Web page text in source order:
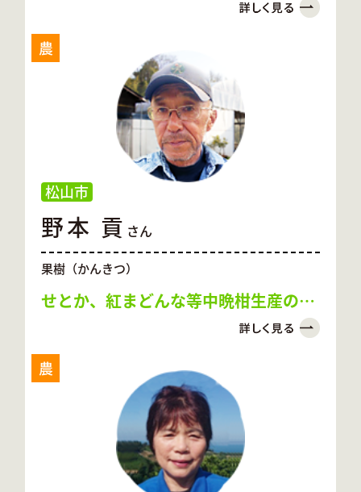
農
松山市
野本 貢 さん
果樹（かんきつ）
せとか、紅まどんな等中晩柑生産のト
農